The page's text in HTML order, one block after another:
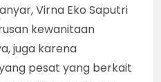
Virna Eko Saputri
kewanitaan
juga karena
pesat yang berkait